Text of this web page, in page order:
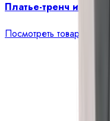
Платье-тренч из
Посмотреть товар